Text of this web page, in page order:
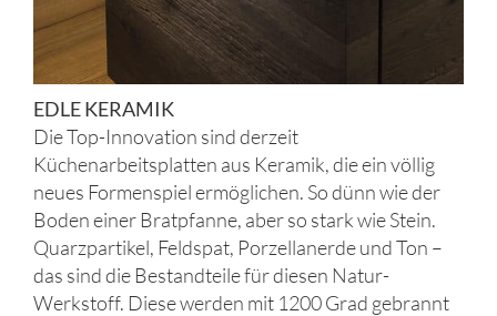
EDLE KERAMIK
Die Top-Innovation sind derzeit
Küchenarbeitsplatten aus Keramik, die ein völlig
neues Formenspiel ermöglichen. So dünn wie der
Boden einer Bratpfanne, aber so stark wie Stein.
Quarzpartikel, Feldspat, Porzellanerde und Ton –
das sind die Bestandteile für diesen Natur-
Werkstoff. Diese werden mit 1200 Grad gebrannt